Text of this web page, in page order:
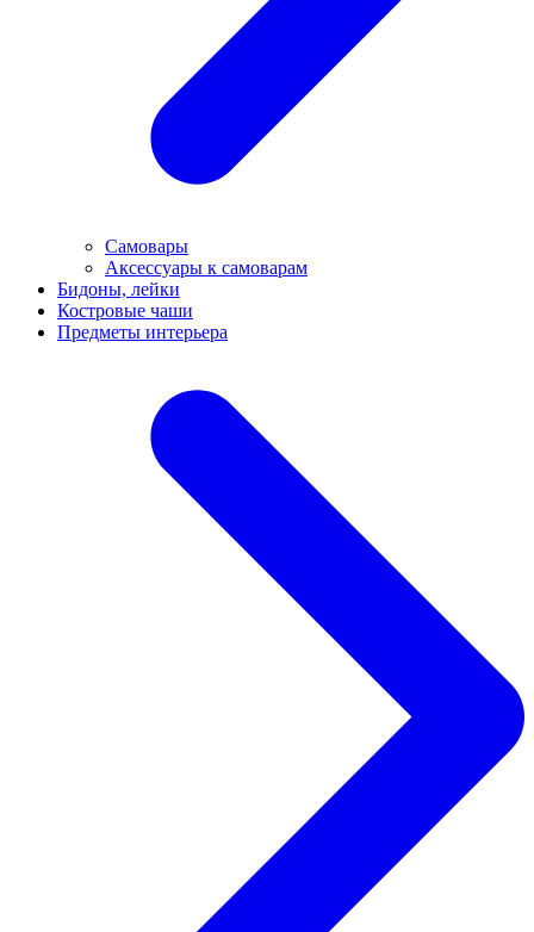
Самовары
Аксессуары к самоварам
Бидоны, лейки
Костровые чаши
Предметы интерьера